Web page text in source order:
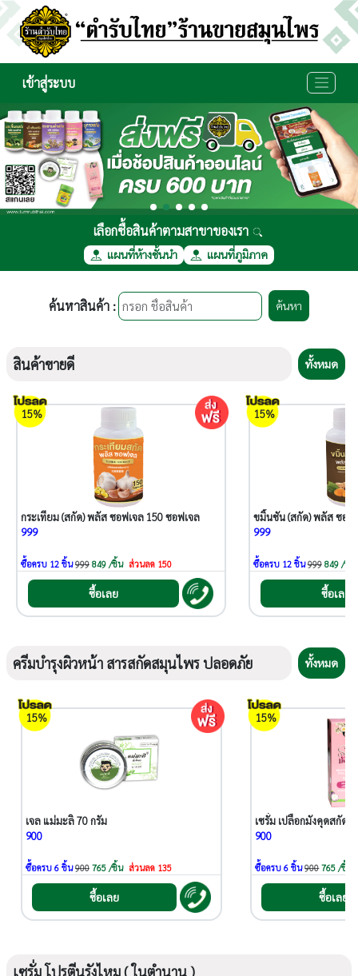
เข้าสู่ระบบ
เลือกซื้อสินค้าตามสาขาของเรา
แผนที่ห้างชั้นนำ แผนที่ภูมิภาค
ค้นหาสินค้า : ค้นหา
สินค้าขายดี ทั้งหมด
15%
กระเทียม (สกัด) พลัส ซอฟเจล 150 ซอฟเจล
999
ซื้อครบ 12 ชิ้น999 849 /ชิ้น ส่วนลด 150
ซื้อเลย
15%
ขมิ้นชัน (สกัด) พลัส ซอฟ
999
ซื้อครบ 12 ชิ้น999 849 /ชิ้น
ซื้อเลย
ครีมบำรุงผิวหน้า สารสกัดสมุนไพร ปลอดภัย ทั้งหมด
15%
เจล แม่มะลิ 70 กรัม
900
ซื้อครบ 6 ชิ้น900 765 /ชิ้น ส่วนลด 135
ซื้อเลย
15%
เซรั่ม เปลือกมังคุดสกัด
900
ซื้อครบ 6 ชิ้น900 765 /ชิ้น
ซื้อเลย
เซรั่ม โปรตีนรังไหม ( ในตำนาน )